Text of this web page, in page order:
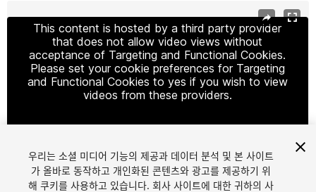
This content is hosted by a third party provider
that does not allow video views without
acceptance of Targeting and Functional Cookies.
Please set your cookie preferences for Targeting
and Functional Cookies to yes if you wish to view
videos from these providers.
Cookie Settings
1/ 2
우리는 소셜 미디어 기능의 제공과 데이터 분석 및 본 사이트
가 올바로 동작하고 개인화된 콘텐츠와 광고를 제공하기 위
해 쿠키를 사용하고 있습니다. 회사 사이트에 대한 귀하의 사